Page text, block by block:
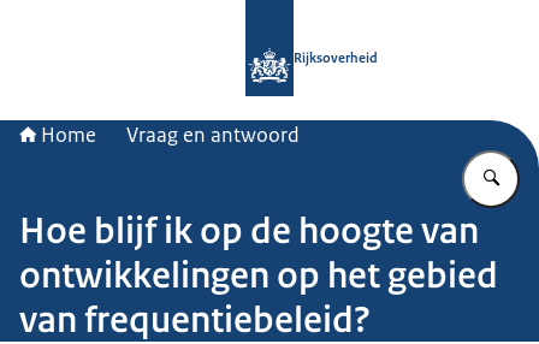
Rijksoverheid
Home Vraag en antwoord
Hoe blijf ik op de hoogte van
ontwikkelingen op het gebied
van frequentiebeleid?